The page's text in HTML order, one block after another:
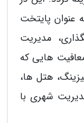
عنوان پایتخت
مدیریت
هایی که
هتل ها،
شهری با